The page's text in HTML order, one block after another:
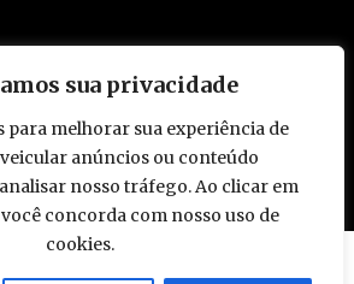
sua privacidade
para melhorar sua experiência de
anúncios ou conteúdo
nosso tráfego. Ao clicar em
concorda com nosso uso de
cookies.
Todos os direitos reservados. Brasil.